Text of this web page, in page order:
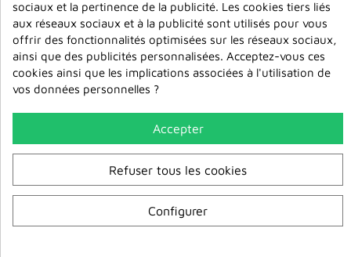
Tara qui dissipe toute peur mélong
41,00 €
ajouter au
sociaux et la pertinence de la publicité. Les cookies tiers liés
aux réseaux sociaux et à la publicité sont utilisés pour vous
offrir des fonctionnalités optimisées sur les réseaux sociaux,
ainsi que des publicités personnalisées. Acceptez-vous ces
cookies ainsi que les implications associées à l'utilisation de
vos données personnelles ?
Accepter
Refuser tous les cookies
Configurer